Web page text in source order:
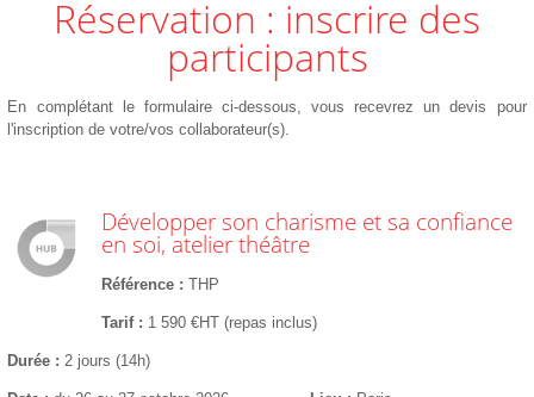
Réservation : inscrire des
participants
En complétant le formulaire ci-dessous, vous recevrez un devis pour
l'inscription de votre/vos collaborateur(s).
Développer son charisme et sa confiance
en soi, atelier théâtre
Référence THP
Tarif 1 590 €HT (repas inclus)
Durée 2 jours (14h)